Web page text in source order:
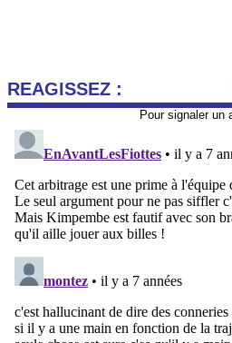
REAGISSEZ :
Pour signaler un